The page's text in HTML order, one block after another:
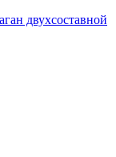
двухсоставной